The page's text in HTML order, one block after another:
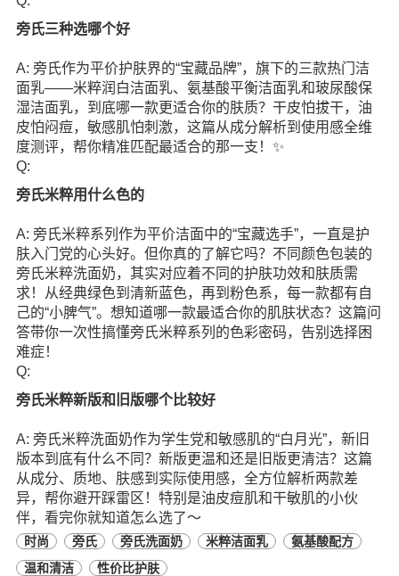
旁氏三种选哪个好
A: 旁氏作为平价护肤界的“宝藏品牌”，旗下的三款热门洁
面乳——米粹润白洁面乳、氨基酸平衡洁面乳和玻尿酸保
湿洁面乳，到底哪一款更适合你的肤质？干皮怕拔干，油
皮怕闷痘，敏感肌怕刺激，这篇从成分解析到使用感全维
度测评，帮你精准匹配最适合的那一支！✨
Q:
旁氏米粹用什么色的
A: 旁氏米粹系列作为平价洁面中的“宝藏选手”，一直是护
肤入门党的心头好。但你真的了解它吗？不同颜色包装的
旁氏米粹洗面奶，其实对应着不同的护肤功效和肤质需
求！从经典绿色到清新蓝色，再到粉色系，每一款都有自
己的“小脾气”。想知道哪一款最适合你的肌肤状态？这篇问
答带你一次性搞懂旁氏米粹系列的色彩密码，告别选择困
难症！
Q:
旁氏米粹新版和旧版哪个比较好
A: 旁氏米粹洗面奶作为学生党和敏感肌的“白月光”，新旧
版本到底有什么不同？新版更温和还是旧版更清洁？这篇
从成分、质地、肤感到实际使用感，全方位解析两款差
异，帮你避开踩雷区！特别是油皮痘肌和干敏肌的小伙
伴，看完你就知道怎么选了～
时尚 旁氏 旁氏洗面奶 米粹洁面乳
氨基酸配方
温和清洁
性价比护肤